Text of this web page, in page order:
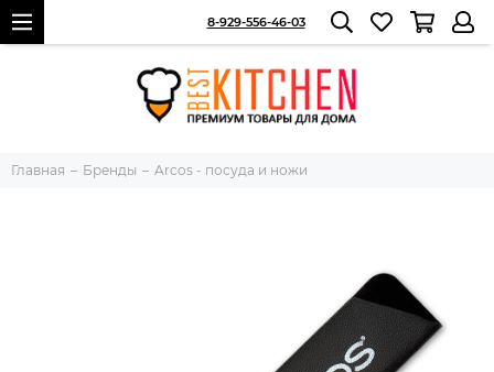
8-929-556-46-03
Главная Бренды Arcos - посуда и ножи